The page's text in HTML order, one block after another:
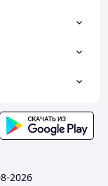
2026